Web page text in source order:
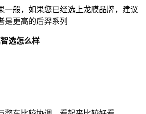
一般，如果您已经选上龙膜品牌，建议
是更高的后羿系列
选怎么样